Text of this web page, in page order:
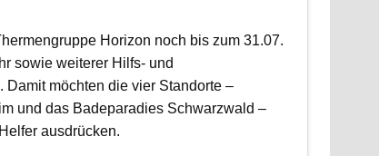
Horizon noch bis zum 31.07.
sowie weiterer Hilfs- und
möchten die vier Standorte –
und das Badeparadies Schwarzwald –
ausdrücken.